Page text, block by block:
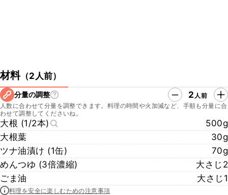
材料（2人前）
分量の調整 2 人前
人数に合わせて分量を調整できます。料理の時間や火加減など、手順も分量に合
わせて調整してくださいね。
大根 (1/2本)
500g
大根葉
30g
ツナ油漬け (1缶)
70g
めんつゆ (3倍濃縮)
大さじ2
ごま油
大さじ1
料理を安全に楽しむための注意事項